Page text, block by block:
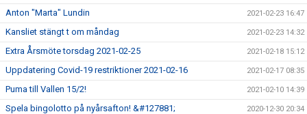
Anton "Marta" Lundin 2021-02-23 16:47
Kansliet stängt t om måndag 2021-02-23 14:32
Extra Årsmöte torsdag 2021-02-25 2021-02-18 15:12
Uppdatering Covid-19 restriktioner 2021-02-16 2021-02-17 08:35
Puma till Vallen 15/2! 2021-02-10 14:39
Spela bingolotto på nyårsafton! &#127881; 2020-12-30 20:34